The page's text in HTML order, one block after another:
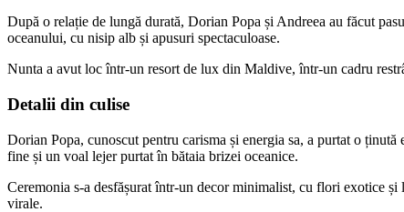
După o relație de lungă durată, Dorian Popa și Andreea au făcut
oceanului, cu nisip alb și apusuri spectaculoase.
Nunta a avut loc într-un resort de lux din Maldive, într-un cadru
Detalii din culise
Dorian Popa, cunoscut pentru carisma și energia sa, a purtat o
fine și un voal lejer purtat în bătaia brizei oceanice.
Ceremonia s-a desfășurat într-un decor minimalist, cu flori exotice
virale.